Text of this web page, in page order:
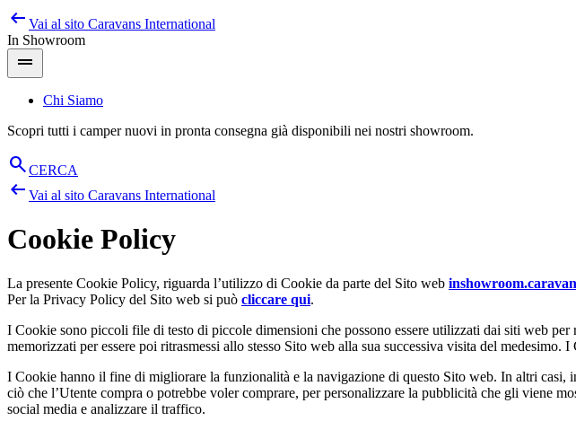
Salta
contenuto
arrow_left_alt Vai al sito Caravans International
In Showroom
drag_handle
Chi Siamo
Scopri tutti i camper nuovi in pronta consegna già disponibili nei nostri showroom.
searchCERCA
arrow_left_alt Vai al sito Caravans International
Cookie Policy
La presente Cookie Policy, riguarda l’utilizzo di Cookie da parte del Sito web
Per la Privacy Policy del Sito web si può cliccare qui.
I Cookie sono piccoli file di testo di piccole dimensioni che possono essere utilizzati dai siti web
memorizzati per essere poi ritrasmessi allo stesso Sito web alla sua successiva visita del medesimo.
I Cookie hanno il fine di migliorare la funzionalità e la navigazione di questo Sito web. In altri
ciò che l’Utente compra o potrebbe voler comprare, per personalizzare la pubblicità che gli viene
social media e analizzare il traffico.